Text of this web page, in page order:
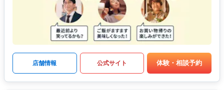
店舗情報 公式サイト 体験・相談予約